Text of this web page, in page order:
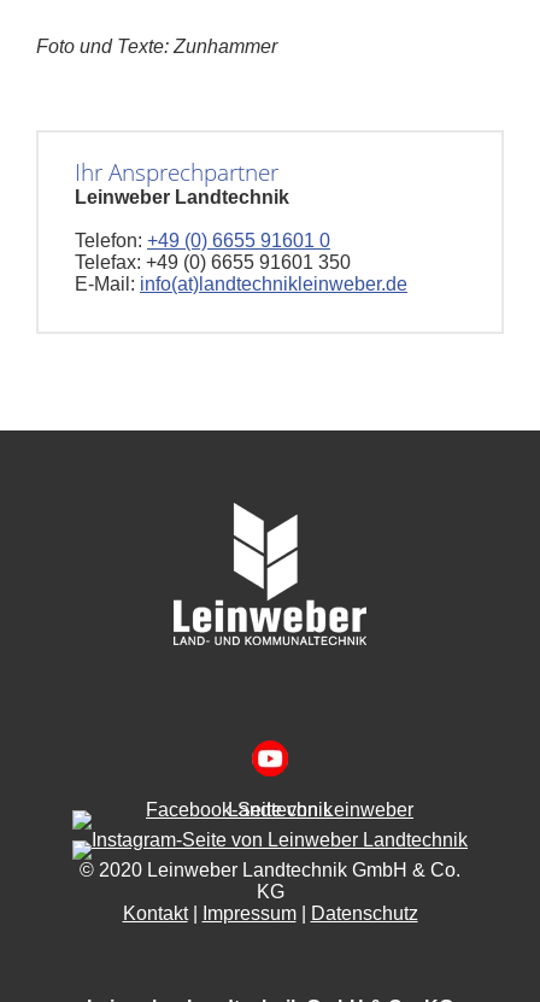
Foto und Texte: Zunhammer
Ihr Ansprechpartner
Leinweber Landtechnik
Telefon: +49 (0) 6655 91601 0
Telefax: +49 (0) 6655 91601 350
E-Mail: info(at)landtechnikleinweber.de
© 2020 Leinweber Landtechnik GmbH & Co.
KG
Kontakt| Impressum| Datenschutz